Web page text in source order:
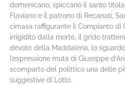
domenicano, spiccano il santo
Flaviano e il patrono di Recanati,
cimasa raffigurante il Compianto di
irrigidito dalla morte, il grido
devoto della Maddalena, lo
l’espressione muta di Giuseppe
scomparto del polittico una delle
suggestive di Lotto.